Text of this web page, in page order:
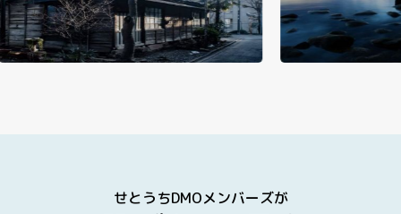
せとうちDMOメンバーズが